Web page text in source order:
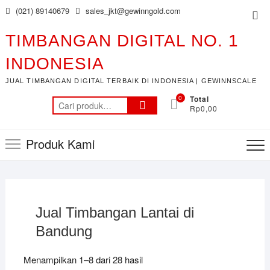
Skip
content
(021) 89140679 sales_jkt@gewinngold.com
TIMBANGAN DIGITAL NO. 1
INDONESIA
JUAL TIMBANGAN DIGITAL TERBAIK DI INDONESIA | GEWINNSCALE
Pencarian
untuk:
0 Total
Rp0,00
Produk Kami
Jual Timbangan Lantai di
Bandung
Menampilkan 1–8 dari 28 hasil